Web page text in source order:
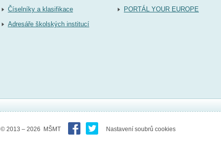
Číselníky a klasifikace
Adresáře školských institucí
PORTÁL YOUR EUROPE
© 2013 – 2026 MŠMT Nastavení soubrů cookies